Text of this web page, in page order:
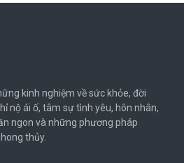
kinh nghiệm về sức khỏe, đời
nộ ái ố, tâm sự tình yêu, hôn nhân,
ngon và những phương pháp
thủy.